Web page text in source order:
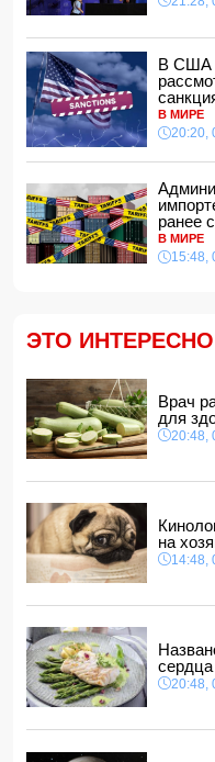
экспертиза
ЕС ввел новые
14:34, 07.08.2026
Ужасающие
Тертерском районе
14:28, 07.08.2026
14:14, 07.08.2026
Сына Абеля
14:10, 07.08.2026
14:04, 07.08.2026
дипломатами
14:00, 07.08.2026
Прогноз погоды в
12:48, 07.08.2026
В Азербайджане ищут
12:40, 07.08.2026
В США
В МИРЕ
20:20,
ранее
В МИРЕ
15:48,
ЭТО ИНТЕРЕСНО
Врач
для
20:48,
на
14:48,
20:48,